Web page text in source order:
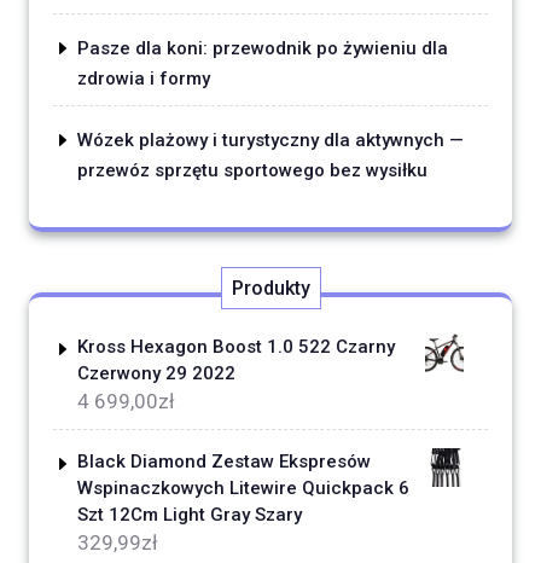
Pasze dla koni: przewodnik po żywieniu dla
zdrowia i formy
Wózek plażowy i turystyczny dla aktywnych —
przewóz sprzętu sportowego bez wysiłku
Produkty
Kross Hexagon Boost 1.0 522 Czarny
Czerwony 29 2022
4 699,00zł
Black Diamond Zestaw Ekspresów
Wspinaczkowych Litewire Quickpack 6
Szt 12Cm Light Gray Szary
329,99zł